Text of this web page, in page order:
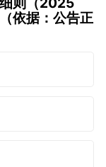
依据：公告正